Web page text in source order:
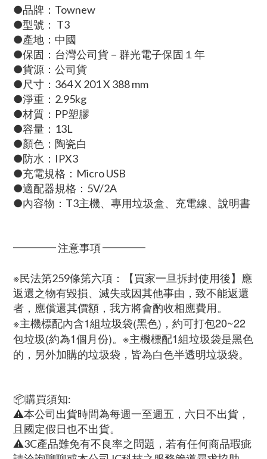
●品牌：Townew
●型號： T3
●產地：中國
●保固：台灣公司貨－群光電子保固１年
●貨源：公司貨
●尺寸：364 X 201 X 388 mm
●淨重：2.95kg
●材質：PP塑膠
●容量：13L
●顏色：陶瓷白
●防水：IPX3
●充電規格：Micro USB
●適配器規格：5V/2A
●內容物：T3主機、專用垃圾盒、充電線、說明書
━━━━ 注意事項 ━━━━
※民法第259條第六項：【買家一旦拆封使用後】應
返還之物有毀損、滅失或因其他事由，致不能返還
者，應償還其價額，我方將會酌收相應費用。
※主機標配內含1組垃圾袋(黑色)，約可打包20~22
包垃圾(約為1個月份)。※主機標配1組垃圾袋是黑色
的，另外加購的垃圾袋，皆為白色半透明垃圾袋。
📦購買須知:
⚠本公司出貨時間為每週一至週五，六日不出貨，
且國定假日也不出貨。
⚠3C產品難免有不良率之問題，若有任何商品瑕疵